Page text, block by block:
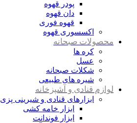
پودر قهوه
دان قهوه
قهوه فوری
اکسسوری قهوه
محصولات صبحانه
کره ها
عسل
شکلات صبحانه
شیره های طبیعی
لوازم قنادی و آشپزخانه
ابزارهای قنادی و شیرینی پزی
ابزار خامه کشی
ابزار فوندانت